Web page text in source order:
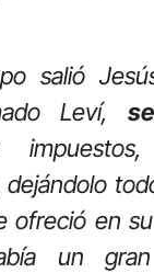
salió
Leví,
dejándolo
ofreció en
un